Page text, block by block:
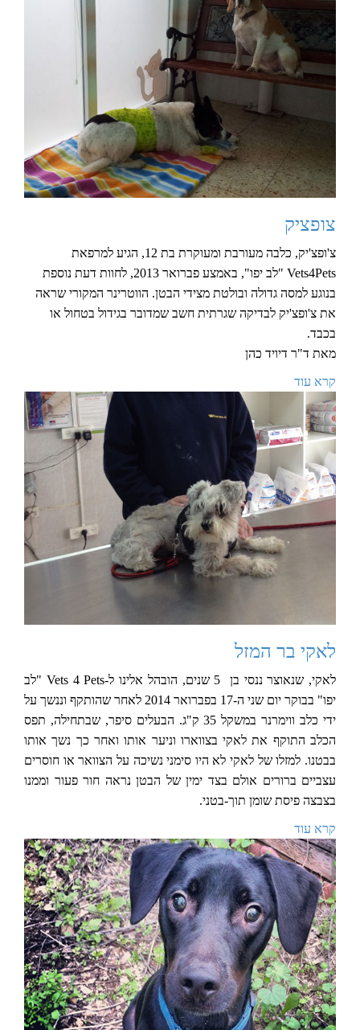
צופציק
צ'ופצ'יק, כלבה מעורבת ומעוקרת בת 12, הגיע למרפאת
Vets4Pets "לב יפו", באמצע פברואר 2013, לחוות דעת נוספת
בנוגע למסה גדולה ובולטת מצידי הבטן. הווטרינר המקורי שראה
את צ'ופצ'יק לבדיקה שגרתית חשב שמדובר בגידול בטחול או
בכבד.
מאת ד"ר דיויד כהן
קרא עוד
לאקי בר המזל
לאקי, שנאוצר ננסי בן 5 שנים, הובהל אלינו ל-Vets 4 Pets "לב
יפו" בבוקר יום שני ה-17 בפברואר 2014 לאחר שהותקף וננשך על
ידי כלב ווימרנר במשקל 35 ק"ג. הבעלים סיפר, שבתחילה, תפס
הכלב התוקף את לאקי בצווארו וניער אותו ואחר כך נשך אותו
בבטנו. למזלו של לאקי לא היו סימני נשיכה על הצוואר או חוסרים
עצביים ברורים אולם בצד ימין של הבטן נראה חור פעור וממנו
בצבצה פיסת שומן תוך-בטני.
קרא עוד